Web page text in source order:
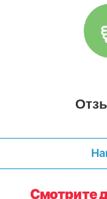
Смотрите